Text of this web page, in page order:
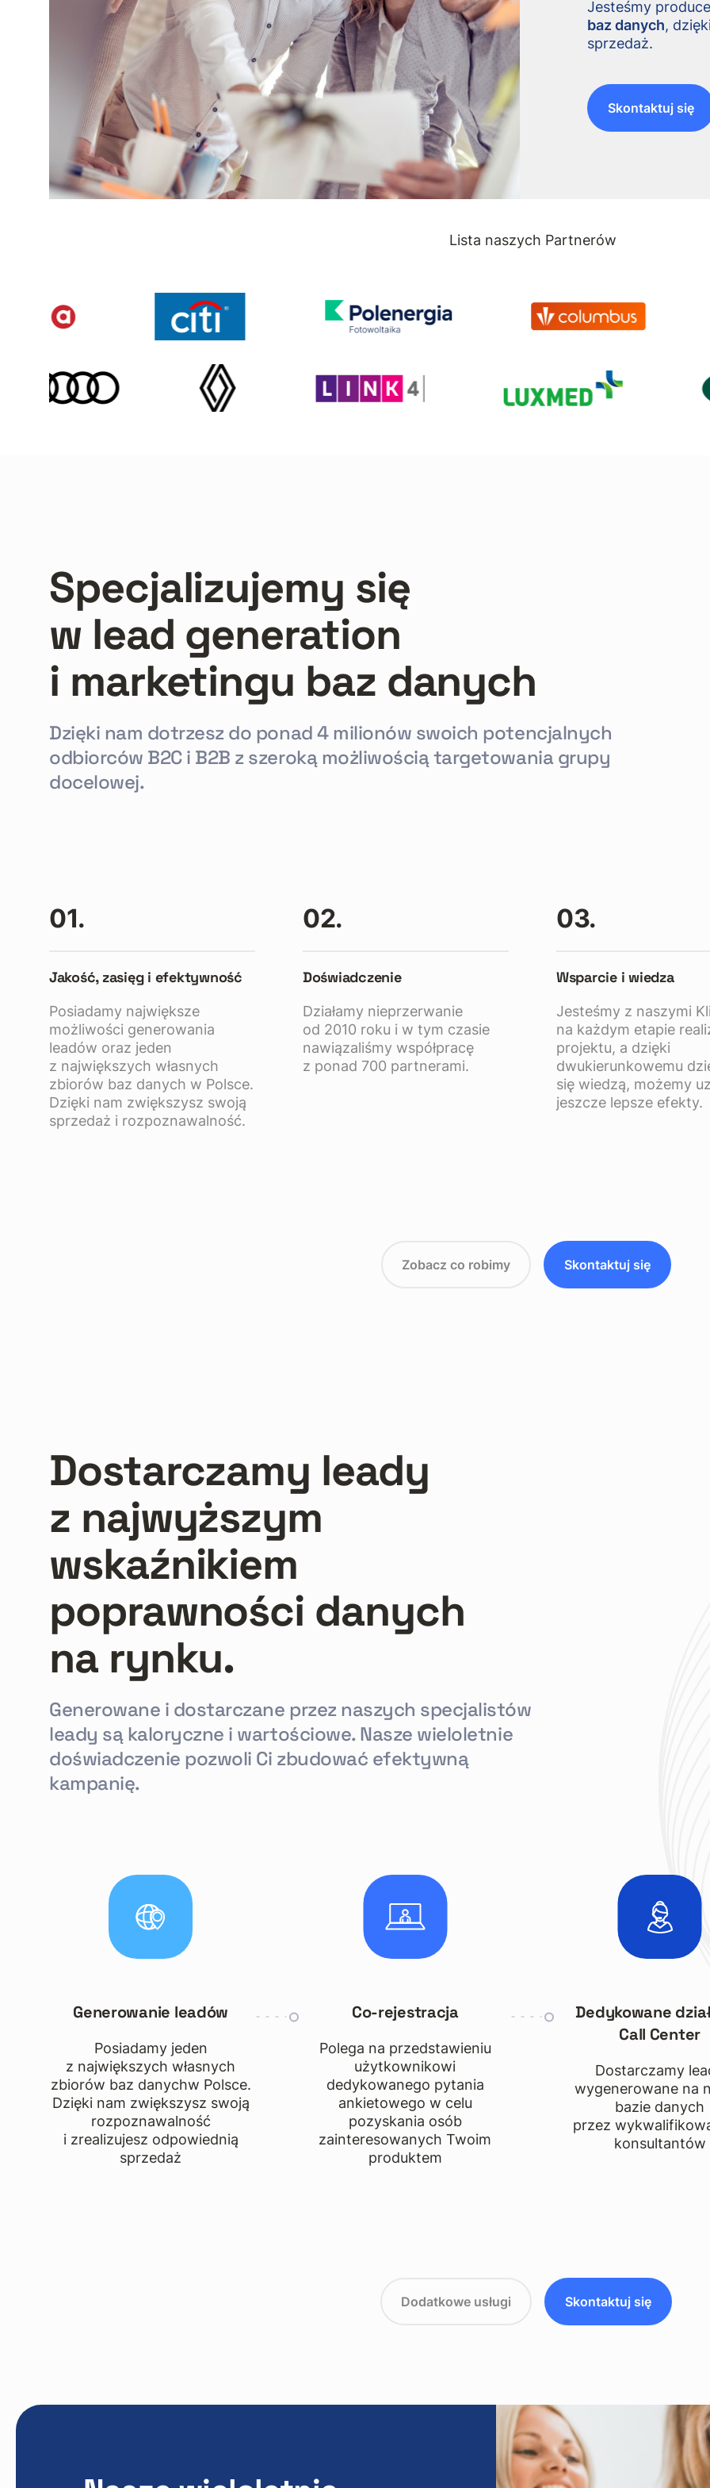
Jesteśmy
baz danych,
sprzedaż.
Skontaktuj się
Lista naszych Partnerów
Specjalizujemy się
w lead generation
i marketingu baz danych
Dzięki nam dotrzesz do ponad 4 milionów swoich potencjalnych
odbiorców B2C i B2B z szeroką możliwością targetowania grupy
docelowej.
01.
Jakość, zasięg i efektywność
Posiadamy największe
możliwości generowania
leadów oraz jeden
z największych własnych
zbiorów baz danych w Polsce.
Dzięki nam zwiększysz swoją
sprzedaż i rozpoznawalność.
02.
Doświadczenie
Działamy nieprzerwanie
od 2010 roku i w tym czasie
nawiązaliśmy współpracę
z ponad 700 partnerami.
03.
Wsparcie i wiedza
Jesteśmy z naszymi
na każdym etapie
projektu, a dzięki
dwukierunkowemu
się wiedzą, możemy
jeszcze lepsze efekty.
Zobacz co robimy Skontaktuj się
Dostarczamy leady
z najwyższym
wskaźnikiem
poprawności danych
na rynku.
Generowane i dostarczane przez naszych specjalistów
leady są kaloryczne i wartościowe. Nasze wieloletnie
doświadczenie pozwoli Ci zbudować efektywną
kampanię.
Generowanie leadów
Posiadamy jeden
z największych własnych
zbiorów baz danychw Polsce.
Dzięki nam zwiększysz swoją
rozpoznawalność
i zrealizujesz odpowiednią
sprzedaż
Co-rejestracja
Polega na przedstawieniu
użytkownikowi
dedykowanego pytania
ankietowego w celu
pozyskania osób
zainteresowanych Twoim
produktem
Dedykowane
Call Center
Dostarczamy
wygenerowane na
bazie danych
przez
konsultantów
Dodatkowe usługi Skontaktuj się